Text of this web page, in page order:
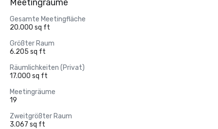
Meetingräume
Gesamte Meetingfläche
20.000 sq ft
Größter Raum
6.205 sq ft
Räumlichkeiten (Privat)
17.000 sq ft
Meetingräume
19
Zweitgrößter Raum
3.067 sq ft